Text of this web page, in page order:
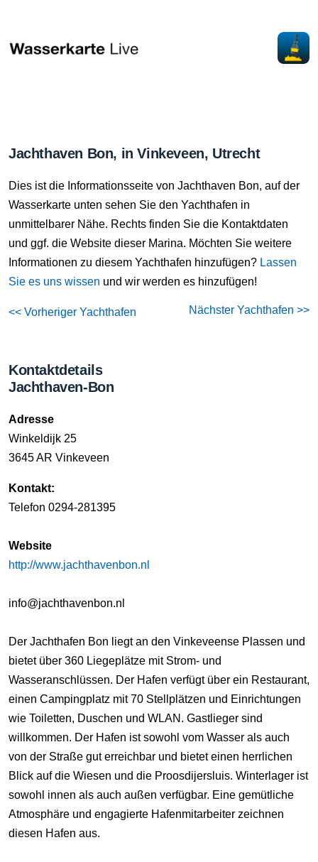
Jachthaven Bon, in Vinkeveen, Utrecht
Dies ist die Informationsseite von Jachthaven Bon, auf der
Wasserkarte unten sehen Sie den Yachthafen in
unmittelbarer Nähe. Rechts finden Sie die Kontaktdaten
und ggf. die Website dieser Marina. Möchten Sie weitere
Informationen zu diesem Yachthafen hinzufügen? Lassen
Sie es uns wissen und wir werden es hinzufügen!
<< Vorheriger Yachthafen Nächster Yachthafen >>
Kontaktdetails
Jachthaven-Bon
Adresse
Winkeldijk 25
3645 AR Vinkeveen
Kontakt:
Telefon 0294-281395
Website
http://www.jachthavenbon.nl
info@jachthavenbon.nl
Der Jachthafen Bon liegt an den Vinkeveense Plassen und
bietet über 360 Liegeplätze mit Strom- und
Wasseranschlüssen. Der Hafen verfügt über ein Restaurant,
einen Campingplatz mit 70 Stellplätzen und Einrichtungen
wie Toiletten, Duschen und WLAN. Gastlieger sind
willkommen. Der Hafen ist sowohl vom Wasser als auch
von der Straße gut erreichbar und bietet einen herrlichen
Blick auf die Wiesen und die Proosdijersluis. Winterlager ist
sowohl innen als auch außen verfügbar. Eine gemütliche
Atmosphäre und engagierte Hafenmitarbeiter zeichnen
diesen Hafen aus.